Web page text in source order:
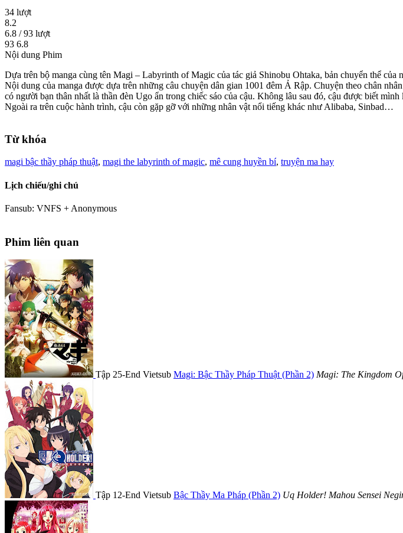
34 lượt
8.2
6.8 / 93 lượt
93 6.8
Nội dung Phim
Dựa trên bộ manga cùng tên Magi – Labyrinth of Magic của tác giả Shinobu Ohtaka, bản chuyển thể của
Nội dung của manga được dựa trên những câu chuyện dân gian 1001 đêm Ả Rập. Chuyện theo chân
có người bạn thân nhất là thần đèn Ugo ẩn trong chiếc sáo của cậu. Không lâu sau đó, cậu được biết
Ngoài ra trên cuộc hành trình, cậu còn gặp gỡ với những nhân vật nổi tiếng khác như Alibaba, Sinbad…
Từ khóa
magi bậc thầy pháp thuật, magi the labyrinth of magic, mê cung huyền bí, truyện ma hay
Lịch chiếu/ghi chú
Fansub: VNFS + Anonymous
Phim liên quan
Tập 25-End Vietsub Magi: Bậc Thầy Pháp Thuật (Phần 2) Magi: The Kingdom
Tập 12-End Vietsub Bậc Thầy Ma Pháp (Phần 2) Uq Holder! Mahou Sensei